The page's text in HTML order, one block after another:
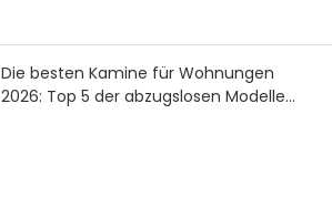
Die besten Kamine für Wohnungen
2026: Top 5 der abzugslosen Modelle